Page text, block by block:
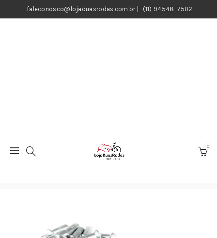
faleconosco@lojaduasrodas.com.br| (11) 94548-7502
0